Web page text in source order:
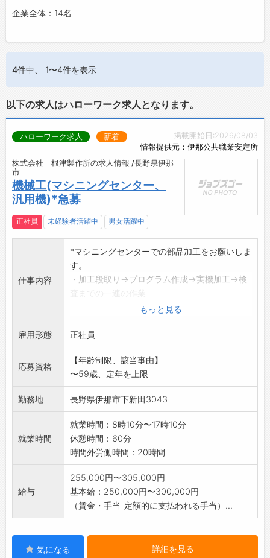
企業全体：14名
4件中、 1〜4件を表示
以下の求人はハローワーク求人となります。
掲載開始日:2026/08/03
情報提供元：伊那公共職業安定所
ハローワーク求人 新着
株式会社 根津製作所の求人情報 /長野県伊那
市
機械工(マシニングセンター、
汎用機)*急募
正社員 未経験者活躍中 男女活躍中
仕事内容
*マシニングセンターでの部品加工をお願いしま
す。
・加工段取り→プログラム作成→実機加工→検
を担当していただきます。
*未経験の方にも一から指導しますので、ご安心
ください。
*新卒者、既卒者の方も応募可能です。
*マシニングセンターのほか、汎用フライス盤、
ボール盤も扱いま
す。
《応募へのワンポイント》
同じ作業を繰り返す量産品ではないため技術
力が身に付きます。
業務の変更範囲:変更なし
もっと見る
雇用形態 正社員
応募資格
【年齢制限、該当事由】
〜59歳、定年を上限
勤務地 長野県伊那市下新田3043
就業時間
就業時間：8時10分〜17時10分
休憩時間：60分
時間外労働時間：20時間
給与
255,000円〜305,000円
基本給：250,000円〜300,000円
（賃金・手当_定額的に支払われる手当）...
気になる 詳細を見る